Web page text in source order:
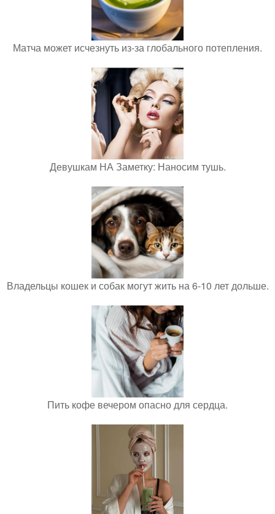
Матча может исчезнуть из-за глобального потепления.
Девушкам НА Заметку: Наносим тушь.
Владельцы кошек и собак могут жить на 6-10 лет дольше.
Пить кофе вечером опасно для сердца.